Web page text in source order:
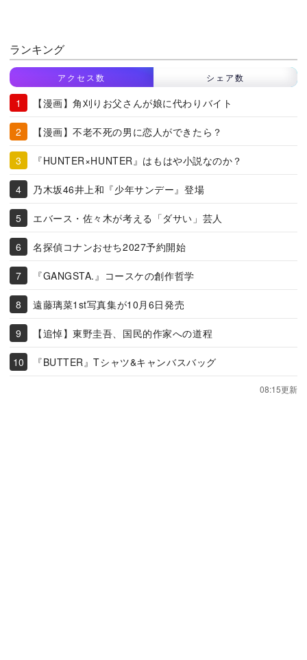
ランキング
アクセス数 シェア数
【漫画】角刈りお父さんが娘に代わりバイト
【漫画】不老不死の男に恋人ができたら？
『HUNTER×HUNTER』はもはや小説なのか？
乃木坂46井上和『少年サンデー』登場
エバース・佐々木が考える「ダサい」芸人
名探偵コナンおせち2027予約開始
『GANGSTA.』コースケの創作哲学
遠藤璃菜1st写真集が10月6日発売
【追悼】東野圭吾、国民的作家への道程
『BUTTER』Tシャツ&キャンバスバッグ
08:15更新